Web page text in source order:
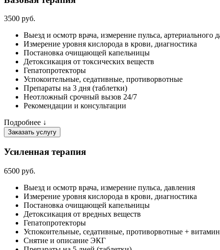
3500 руб.
Выезд и осмотр врача, измерение пульса, артериального
Измерение уровня кислорода в крови, диагностика
Постановка очищающей капельницы
Детоксикация от токсических веществ
Гепатопротекторы
Успокоительные, седативные, противорвотные
Препараты на 3 дня (таблетки)
Неотложный срочный вызов 24/7
Рекомендации и консультации
Подробнее ↓
Заказать услугу
Усиленная терапия
6500 руб.
Выезд и осмотр врача, измерение пульса, давления
Измерение уровня кислорода в крови, диагностика
Постановка очищающей капельницы
Детоксикация от вредных веществ
Гепатопротекторы
Успокоительные, седативные, противорвотные +
Снятие и описание ЭКГ